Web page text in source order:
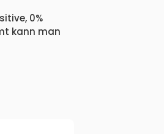
0%
kann man